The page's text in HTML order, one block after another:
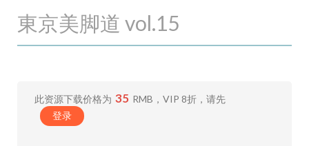
東京美脚道 vol.15
此资源下载价格为 35 RMB，VIP 8折，请先
登录